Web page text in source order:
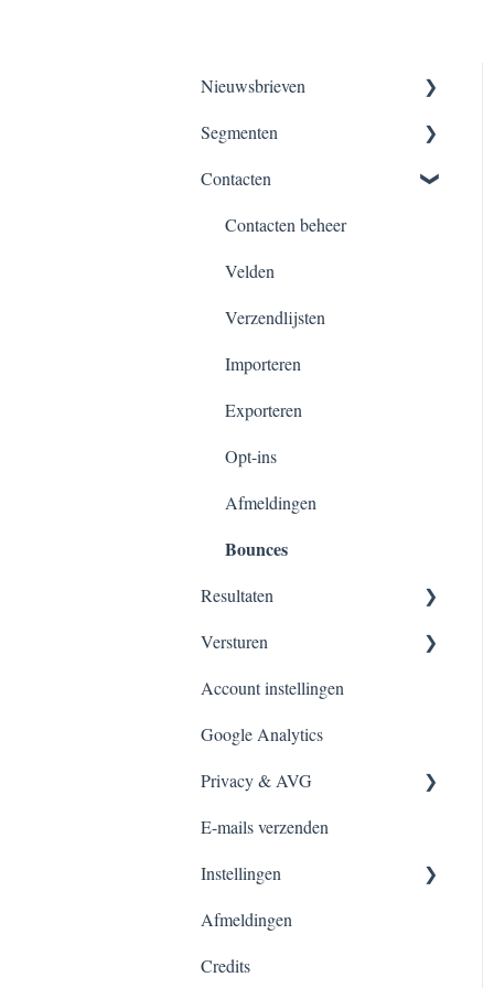
Nieuwsbrieven
Nieuwsbrieven maken
Versturen, verzendschema’s &
Segmenten
Segmentatie overzicht
Dynamisch segment
Contacten
Contacten beheer
Velden
Verzendlijsten
Importeren
Exporteren
Opt-ins
Afmeldingen
Bounces
Resultaten
Overzicht
Versturen
Overzicht
Nieuwsbrief inplannen
E-mail automation
A/B-testing
Account instellingen
Google Analytics
Privacy & AVG
FAQ over AVG-compliance
E-mails verzenden
Instellingen
Account
Verzenders
Afmeldingen
Credits